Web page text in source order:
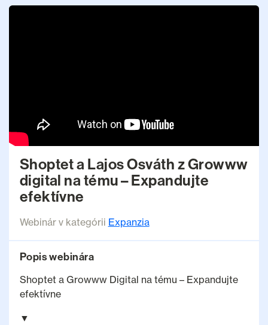
Shoptet a Lajos Osváth z Growww
digital na tému – Expandujte
efektívne
Webinár v kategórii Expanzia
Popis webinára
Shoptet a Growww Digital na tému – Expandujte
efektívne
▼